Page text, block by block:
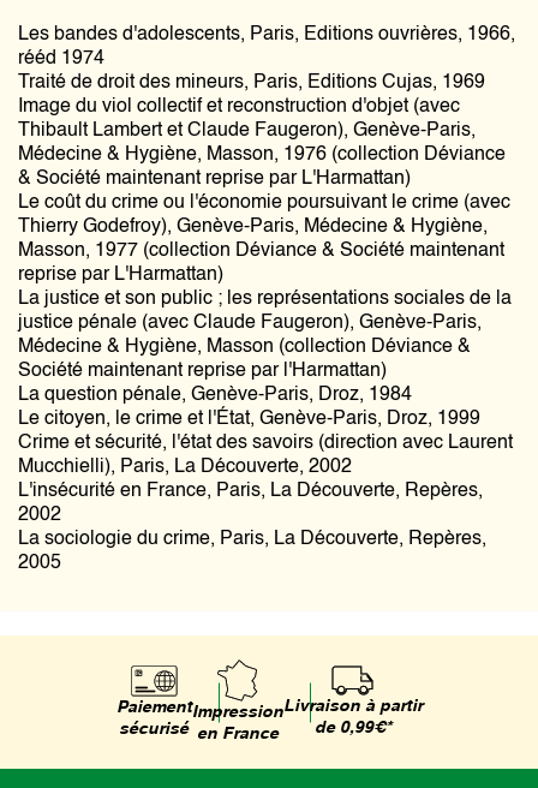
Les bandes d'adolescents, Paris, Editions ouvrières, 1966,
rééd 1974
Traité de droit des mineurs, Paris, Editions Cujas, 1969
Image du viol collectif et reconstruction d'objet (avec
Thibault Lambert et Claude Faugeron), Genève-Paris,
Médecine & Hygiène, Masson, 1976 (collection Déviance
& Société maintenant reprise par L'Harmattan)
Le coût du crime ou l'économie poursuivant le crime (avec
Thierry Godefroy), Genève-Paris, Médecine & Hygiène,
Masson, 1977 (collection Déviance & Société maintenant
reprise par L'Harmattan)
La justice et son public ; les représentations sociales de la
justice pénale (avec Claude Faugeron), Genève-Paris,
Médecine & Hygiène, Masson (collection Déviance &
Société maintenant reprise par l'Harmattan)
La question pénale, Genève-Paris, Droz, 1984
Le citoyen, le crime et l'État, Genève-Paris, Droz, 1999
Crime et sécurité, l'état des savoirs (direction avec Laurent
Mucchielli), Paris, La Découverte, 2002
L'insécurité en France, Paris, La Découverte, Repères,
2002
La sociologie du crime, Paris, La Découverte, Repères,
2005
Paiement
sécurisé
Impression
en France
Livraison à partir
de 0,99€*